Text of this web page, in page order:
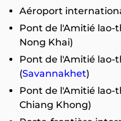
Aéroport
Pont de l'Amitié lao-
Nong Khai)
Pont de l'Amitié lao-
(Savannakhet)
Pont de l'Amitié lao-
Chiang Khong)